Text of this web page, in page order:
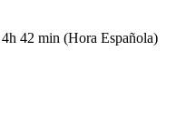
42 min (Hora Española)